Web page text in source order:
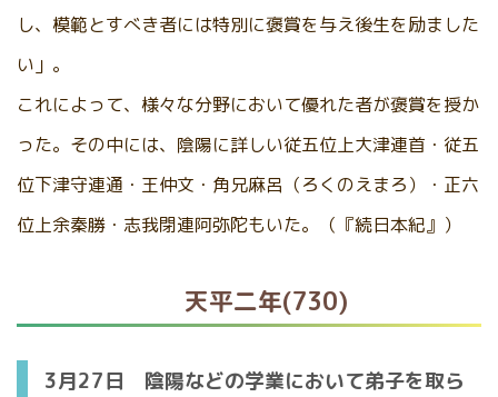
し、模範とすべき者には特別に褒賞を与え後生を励ました
い」。
これによって、様々な分野において優れた者が褒賞を授か
った。その中には、陰陽に詳しい従五位上大津連首・従五
位下津守連通・王仲文・角兄麻呂（ろくのえまろ）・正六
位上余秦勝・志我閉連阿弥陀もいた。（『続日本紀』）
天平二年(730)
3月27日 陰陽などの学業において弟子を取ら